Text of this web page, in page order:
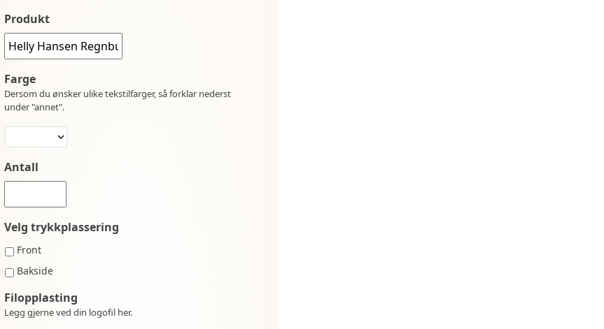
Produkt
Farge
Dersom du ønsker ulike tekstilfarger, så forklar nederst
under "annet".
Antall
Velg trykkplassering
Front
Bakside
Filopplasting
Legg gjerne ved din logofil her.